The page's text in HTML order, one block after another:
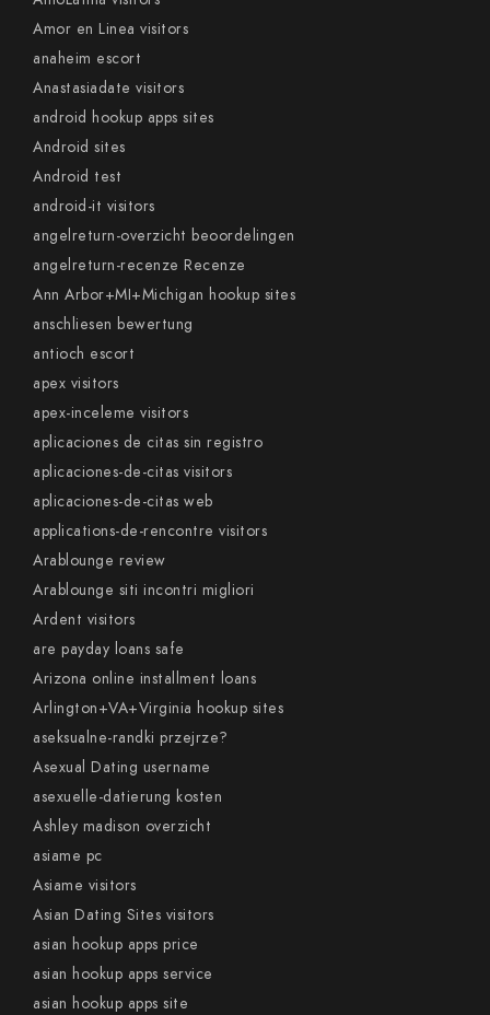
Amor en Linea visitors
anaheim escort
Anastasiadate visitors
android hookup apps sites
Android sites
Android test
android-it visitors
angelreturn-overzicht beoordelingen
angelreturn-recenze Recenze
Ann Arbor+MI+Michigan hookup sites
anschliesen bewertung
antioch escort
apex visitors
apex-inceleme visitors
aplicaciones de citas sin registro
aplicaciones-de-citas visitors
aplicaciones-de-citas web
applications-de-rencontre visitors
Arablounge review
Arablounge siti incontri migliori
Ardent visitors
are payday loans safe
Arizona online installment loans
Arlington+VA+Virginia hookup sites
aseksualne-randki przejrze?
Asexual Dating username
asexuelle-datierung kosten
Ashley madison overzicht
asiame pc
Asiame visitors
Asian Dating Sites visitors
asian hookup apps price
asian hookup apps service
asian hookup apps site